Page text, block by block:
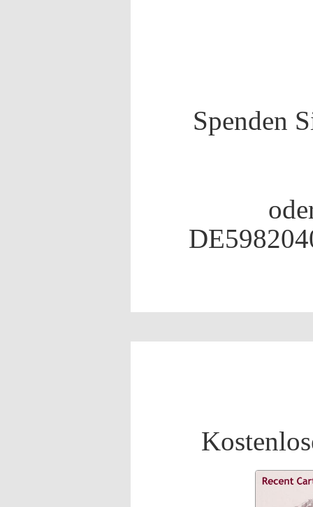
Spenden